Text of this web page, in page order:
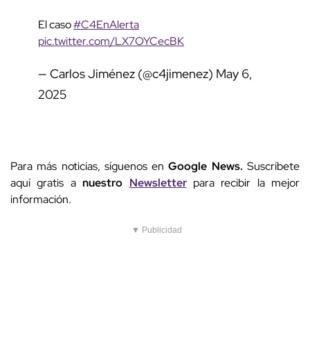
El caso#C4EnAlerta
pic.twitter.com/LX7OYCecBK
— Carlos Jiménez (@c4jimenez) May 6,
2025
Para más noticias, síguenos en Google News. Suscríbete
aquí gratis anuestro Newsletterpara recibir la mejor
información.
▼ Publicidad